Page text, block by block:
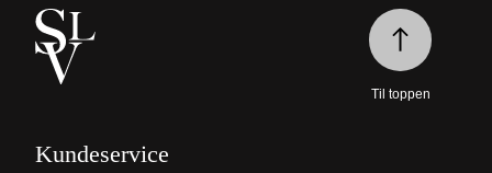
Kundeservice
Til toppen